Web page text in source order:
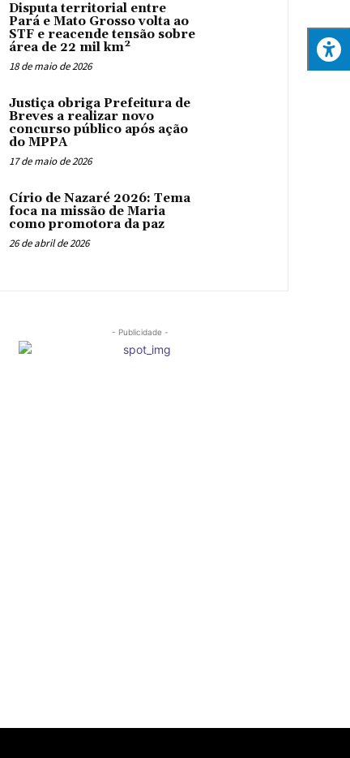
Disputa territorial entre
Pará e Mato Grosso volta ao
STF e reacende tensão sobre
área de 22 mil km²
18 de maio de 2026
Justiça obriga Prefeitura de
Breves a realizar novo
concurso público após ação
do MPPA
17 de maio de 2026
Círio de Nazaré 2026: Tema
foca na missão de Maria
como promotora da paz
26 de abril de 2026
- Publicidade -